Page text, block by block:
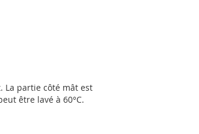
La partie côté mât est
être lavé à 60°C.